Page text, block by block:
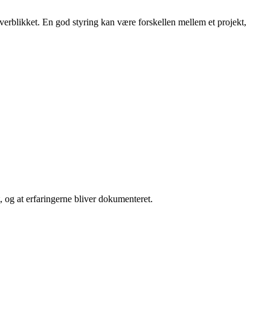
En god styring kan være forskellen mellem et projekt,
at erfaringerne bliver dokumenteret.